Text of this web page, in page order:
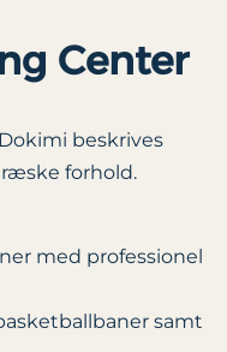
Center
beskrives
forhold.
med professionel
samt